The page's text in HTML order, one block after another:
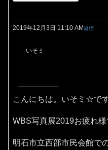
2019年12月3日 11:10 AM返信
いそミ
こんにちは。いそミ☆です
WBS写真展2019お疲れ様
明石市立西部市民会館で